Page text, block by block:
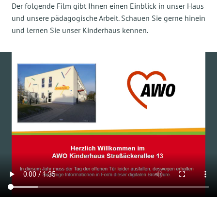
Der folgende Film gibt Ihnen einen Einblick in unser Haus
und unsere pädagogische Arbeit. Schauen Sie gerne hinein
und lernen Sie unser Kinderhaus kennen.